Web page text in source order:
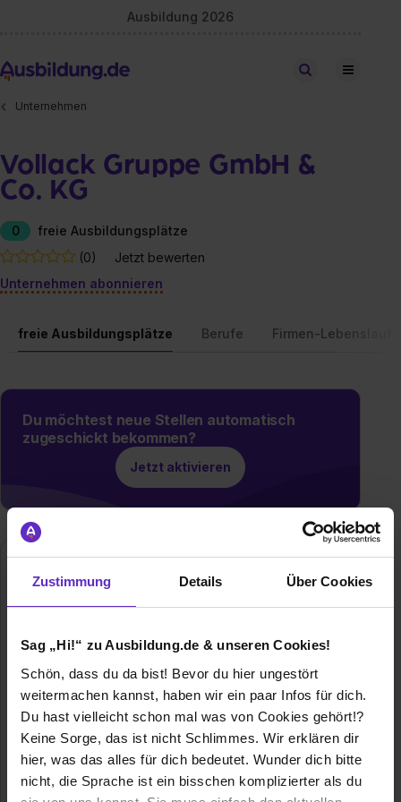
Zustimmung Details Über Cookies
Sag „Hi!“ zu Ausbildung.de & unseren Cookies!
Schön, dass du da bist! Bevor du hier ungestört
weitermachen kannst, haben wir ein paar Infos für dich.
Du hast vielleicht schon mal was von Cookies gehört!?
Keine Sorge, das ist nicht Schlimmes. Wir erklären dir
hier, was das alles für dich bedeutet. Wunder dich bitte
nicht, die Sprache ist ein bisschen komplizierter als du
Ausbildung 2026
Stellen finden
Unternehmen
Vollack Gruppe GmbH &
Co. KG
0
freie Ausbildungsplätze
(0)
Jetzt bewerten
Unternehmen abonnieren
freie Ausbildungsplätze Berufe Firmen-Lebenslauf
Du möchtest neue Stellen automatisch
zugeschickt bekommen?
Jetzt aktivieren
07214768420
E-Mail anzeigen
Gründungsjahr 1988
Mitarbeiter 300
Branche Baugewerbe / Architektur